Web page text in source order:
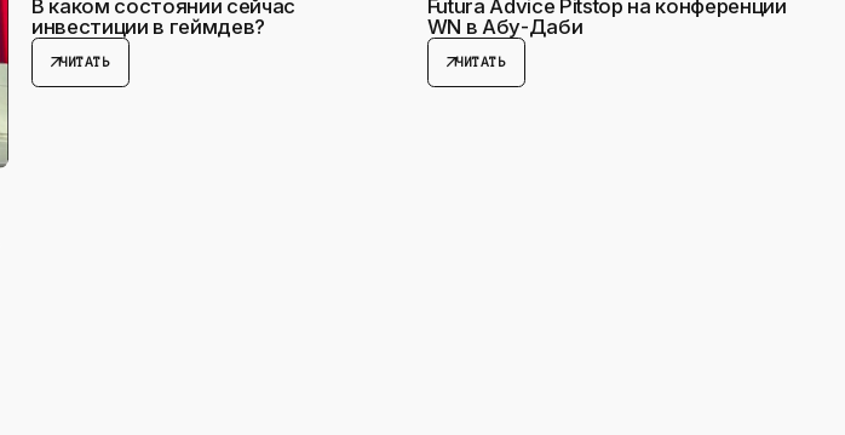
В каком состоянии сейчас
инвестиции в геймдев?
arrow_outwardЧИТАТЬ
Futura Advice Pitstop на конференции
WN в Абу-Даби
arrow_outwardЧИТАТЬ